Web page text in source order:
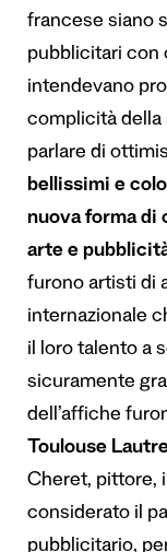
francese siano
pubblicitari con
intendevano
complicità della
parlare di
bellissimi e
nuova forma di
arte e
furono artisti di
internazionale
il loro talento a
sicuramente
dell’affiche
Toulouse
Cheret, pittore,
considerato il
pubblicitario,